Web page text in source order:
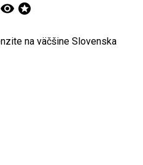
visibility stars